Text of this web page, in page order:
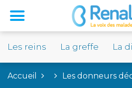
Les reins La greffe La
Accueil Les donneurs